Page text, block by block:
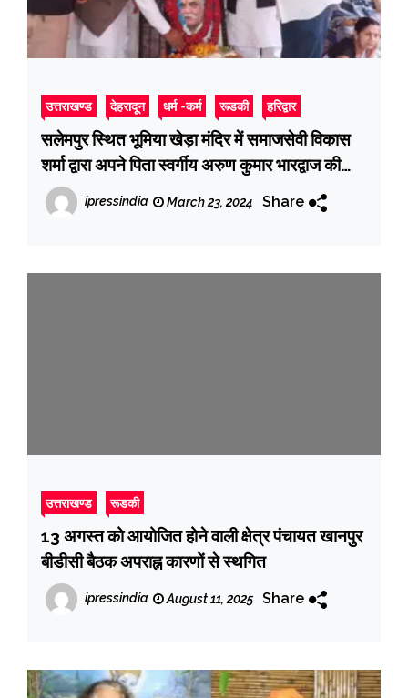
उत्तराखण्ड देहरादून धर्म -कर्म रूडकी हरिद्वार
सलेमपुर स्थित भूमिया खेड़ा मंदिर में समाजसेवी विकास
शर्मा द्वारा अपने पिता स्वर्गीय अरुण कुमार भारद्वाज की
पांचवीं पुण्यतिथि पर किया गया विशाल भंडारे का आयोजन
ipressindia March 23, 2024 Share
उत्तराखण्ड रूडकी
13 अगस्त को आयोजित होने वाली क्षेत्र पंचायत खानपुर
बीडीसी बैठक अपराह्न कारणों से स्थगित
ipressindia August 11, 2025 Share